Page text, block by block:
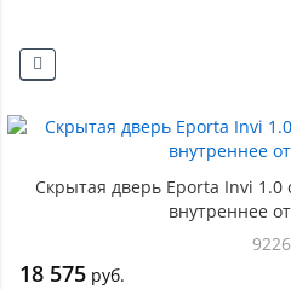
Скрытая дверь Eporta Invi 1.0
внутреннее
9226
18 575 руб.